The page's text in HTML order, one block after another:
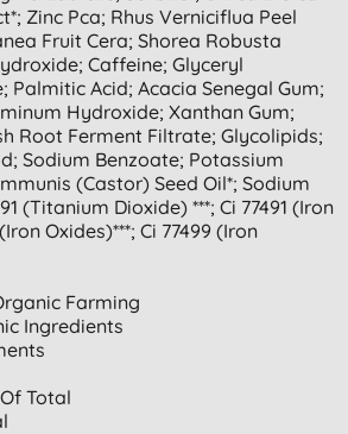
Zinc Pca; Rhus Verniciflua Peel
Fruit Cera; Shorea Robusta
Caffeine; Glyceryl
Acid; Acacia Senegal Gum;
Hydroxide; Xanthan Gum;
Root Ferment Filtrate; Glycolipids;
Sodium Benzoate; Potassium
(castor) Seed Oil*; Sodium
(titanium Dioxide) ***; Ci 77491 (iron
Oxides)***; Ci 77499 (iron
Farming
Ingredients
Total